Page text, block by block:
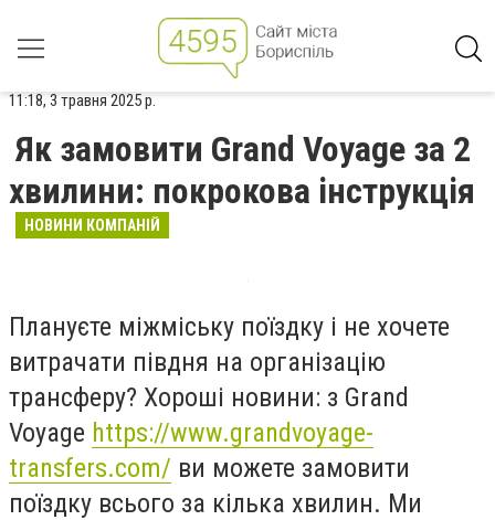
11:18, 3 травня 2025 р.
Як замовити Grand Voyage за 2
хвилини: покрокова інструкція
НОВИНИ КОМПАНІЙ
Плануєте міжміську поїздку і не хочете
витрачати півдня на організацію
трансферу? Хороші новини: з Grand
Voyage https://www.grandvoyage-
transfers.com/ ви можете замовити
поїздку всього за кілька хвилин. Ми